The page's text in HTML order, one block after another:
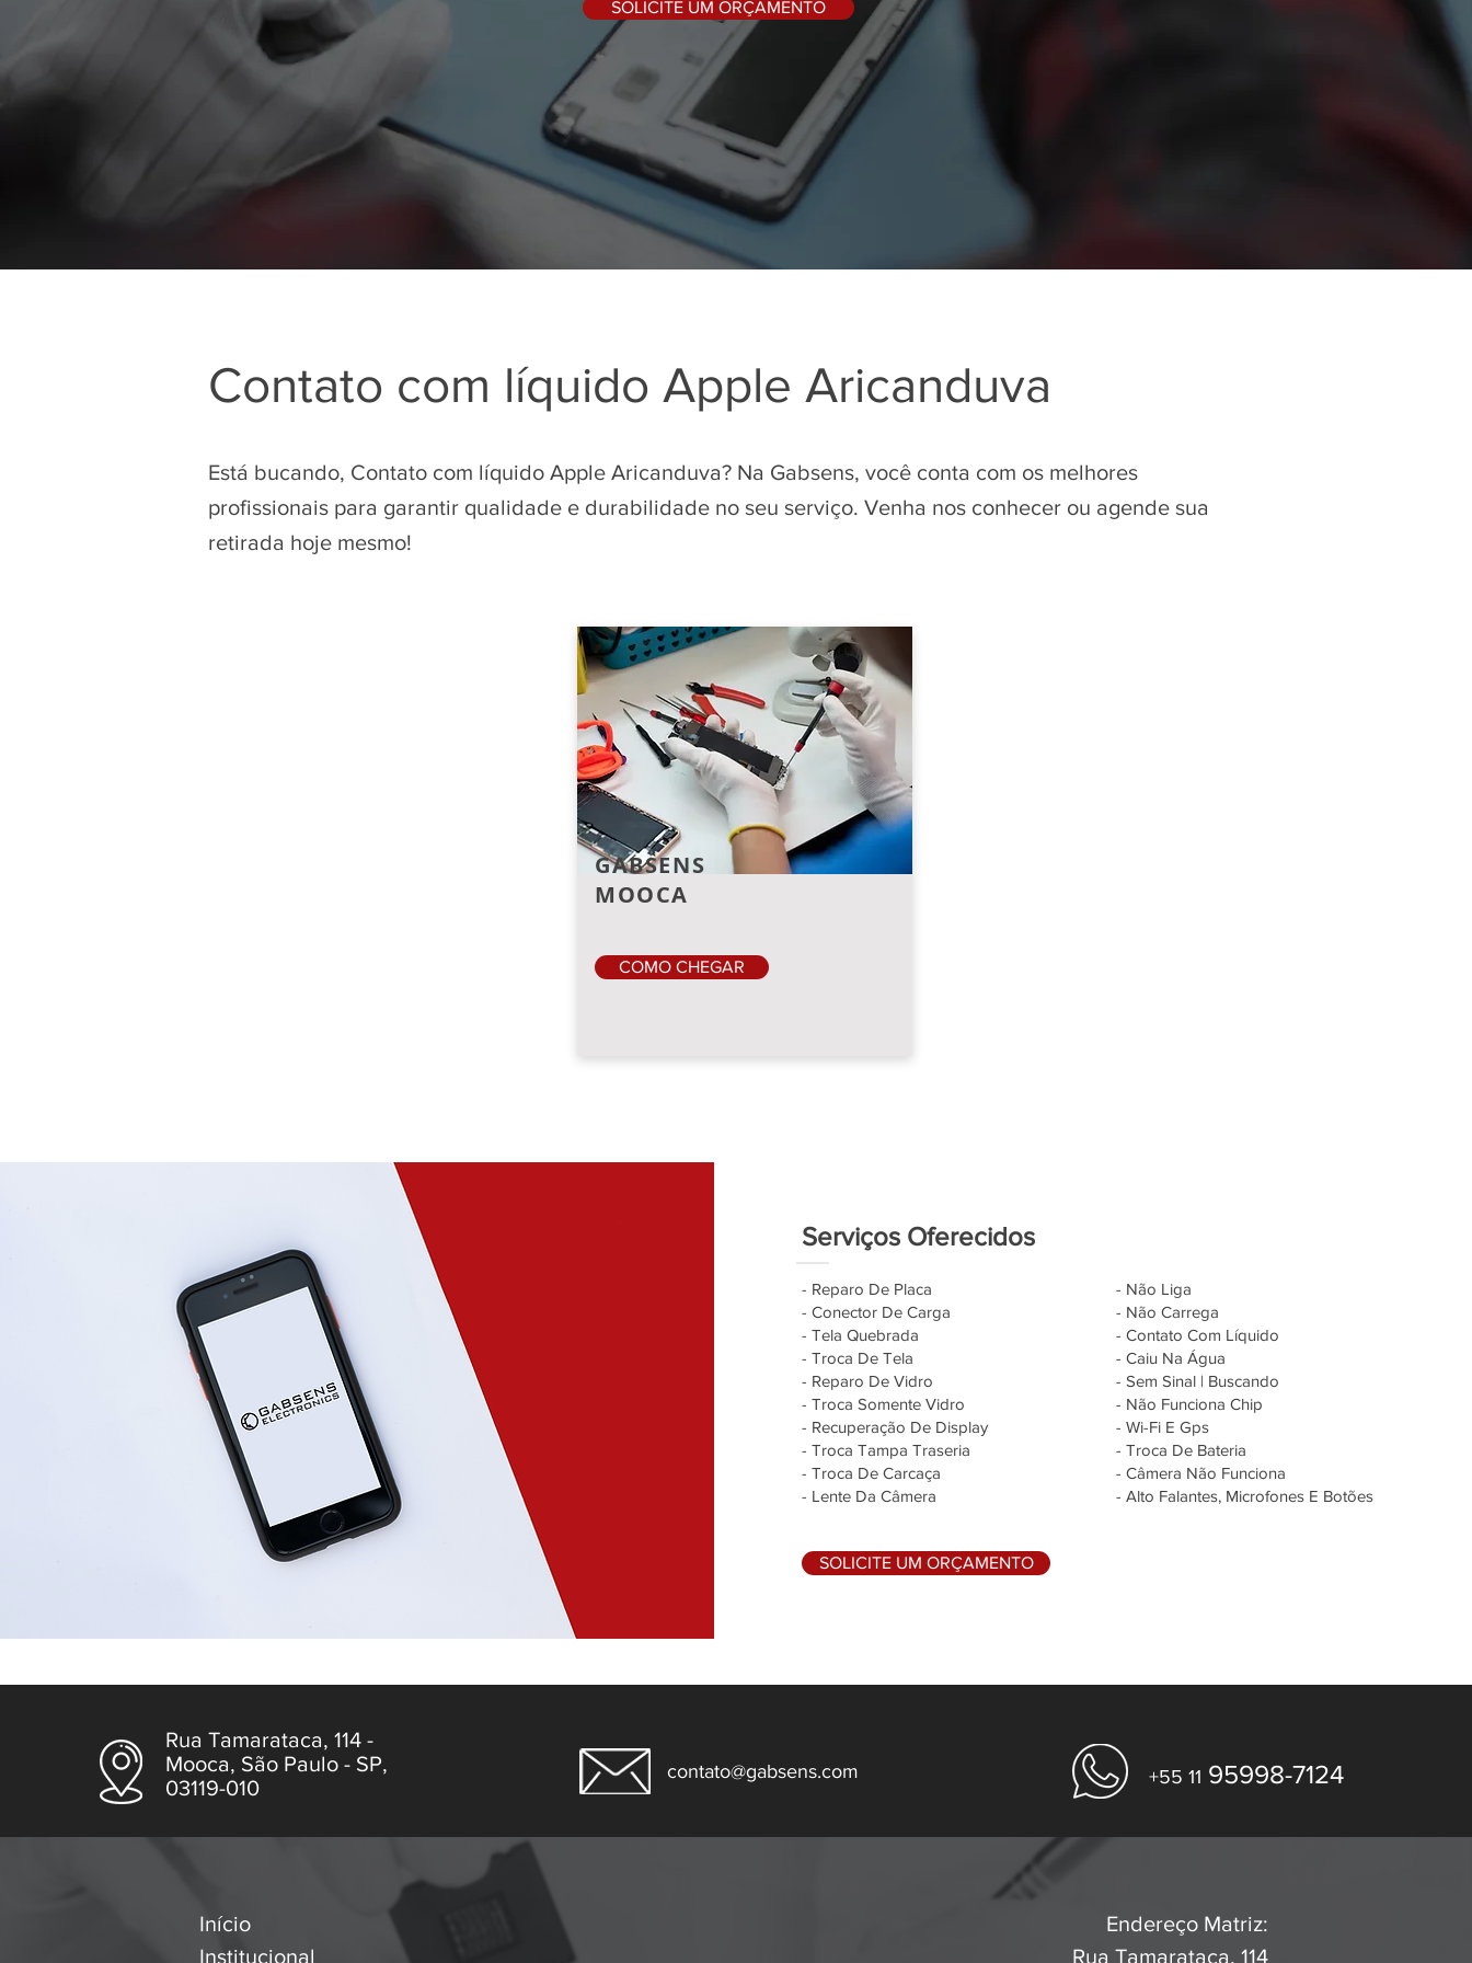
SOLICITE UM ORÇAMENTO
Contato com líquido Apple Aricanduva
Está bucando, Contato com líquido Apple Aricanduva? Na Gabsens, você conta com os melhores
profissionais para garantir qualidade e durabilidade no seu serviço. Venha nos conhecer ou agende sua
retirada hoje mesmo!
GABSENS
MOOCA
COMO CHEGAR
Serviços Oferecidos
- Reparo De Placa
- Conector De Carga
- Tela Quebrada
- Troca De Tela
- Reparo De Vidro
- Troca Somente Vidro
- Recuperação De Display
- Troca Tampa Traseria
- Troca De Carcaça
- Lente Da Câmera
- Não Liga
- Não Carrega
- Contato Com Líquido
- Caiu Na Água
- Sem Sinal | Buscando
- Não Funciona Chip
- Wi-Fi E Gps
- Troca De Bateria
- Câmera Não Funciona
- Alto Falantes, Microfones E Botões
SOLICITE UM ORÇAMENTO
Rua Tamarataca, 114 -
Mooca, São Paulo - SP,
03119-010
contato@gabsens.com +55 11 95998-7124
Início
Institucional
Endereço Matriz:
Rua Tamarataca, 114